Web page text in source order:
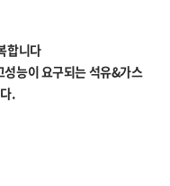
합니다
능이 요구되는 석유&가스
.